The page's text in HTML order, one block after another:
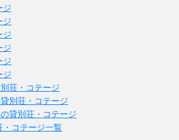
ジ
ジ
ジ
ジ
ジ
ジ
荘・コテージ
別荘・コテージ
貸別荘・コテージ
コテージ一覧